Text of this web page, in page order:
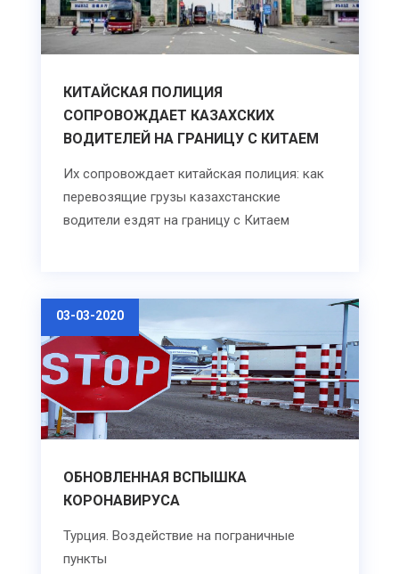
КИТАЙСКАЯ ПОЛИЦИЯ
СОПРОВОЖДАЕТ КАЗАХСКИХ
ВОДИТЕЛЕЙ НА ГРАНИЦУ С КИТАЕМ
Их сопровождает китайская полиция: как
перевозящие грузы казахстанские
водители ездят на границу с Китаем
03-03-2020
ОБНОВЛЕННАЯ ВСПЫШКА
КОРОНАВИРУСА
Турция. Воздействие на пограничные
пункты